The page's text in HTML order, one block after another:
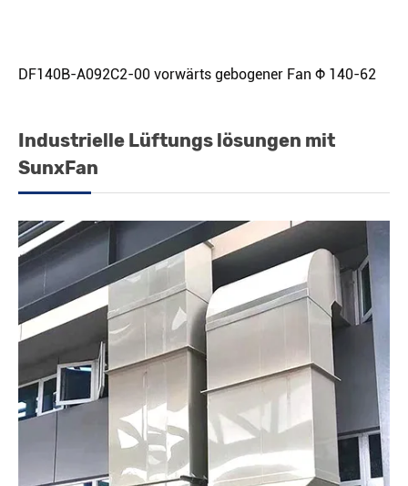
DF140B-A092C2-00 vorwärts gebogener Fan Φ 140-62
Industrielle Lüftungs lösungen mit
SunxFan